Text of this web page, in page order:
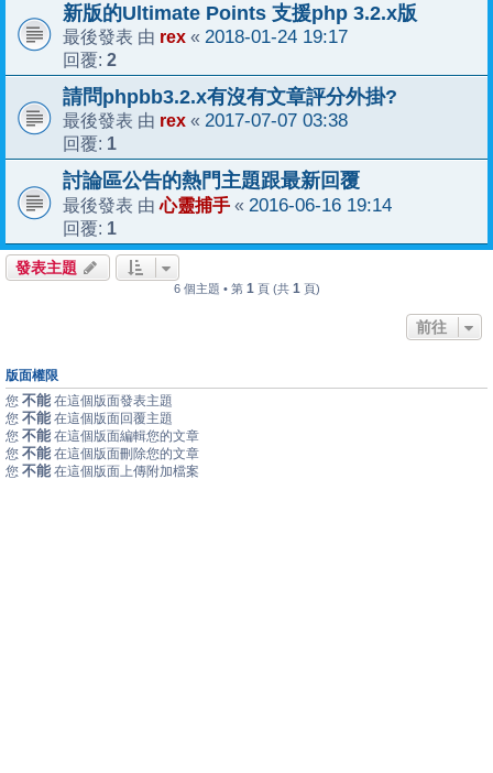
新版的Ultimate Points 支援php 3.2.x版
最後發表 由 rex « 2018-01-24 19:17
回覆: 2
請問phpbb3.2.x有沒有文章評分外掛?
最後發表 由 rex « 2017-07-07 03:38
回覆: 1
討論區公告的熱門主題跟最新回覆
最後發表 由心靈捕手 « 2016-06-16 19:14
回覆: 1
發表主題
6 個主題 • 第 1 頁 (共 1 頁)
前往
版面權限
您 不能 在這個版面發表主題
您 不能 在這個版面回覆主題
您 不能 在這個版面編輯您的文章
您 不能 在這個版面刪除您的文章
您 不能 在這個版面上傳附加檔案